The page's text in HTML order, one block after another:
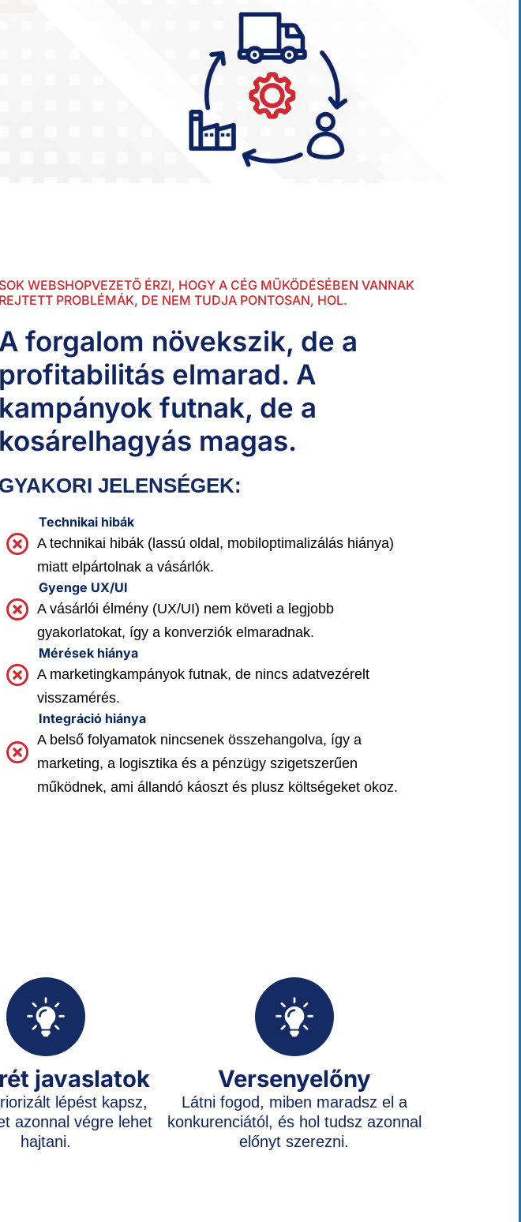
SOK WEBSHOPVEZETŐ ÉRZI, HOGY A CÉG MŰKÖDÉSÉBEN VANNAK
REJTETT PROBLÉMÁK, DE NEM TUDJA PONTOSAN, HOL.
A forgalom növekszik, de a
profitabilitás elmarad. A
kampányok futnak, de a
kosárelhagyás magas.
GYAKORI JELENSÉGEK:
Technikai hibák
A technikai hibák (lassú oldal, mobiloptimalizálás hiánya)
miatt elpártolnak a vásárlók.
Gyenge UX/UI
A vásárlói élmény (UX/UI) nem követi a legjobb
gyakorlatokat, így a konverziók elmaradnak.
Mérések hiánya
A marketingkampányok futnak, de nincs adatvezérelt
visszamérés.
Integráció hiánya
A belső folyamatok nincsenek összehangolva, így a
marketing, a logisztika és a pénzügy szigetszerűen
működnek, ami állandó káoszt és plusz költségeket okoz.
javaslatok
lépést kapsz,
azonnal végre lehet
hajtani.
Versenyelőny
Látni fogod, miben maradsz el a
konkurenciától, és hol tudsz azonnal
előnyt szerezni.